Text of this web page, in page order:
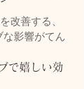
改善する、
影響がてん
で嬉しい効